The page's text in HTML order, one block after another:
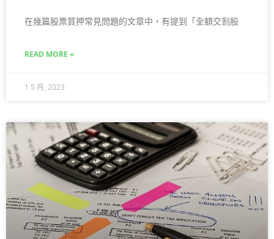
在幾篇股票質押常見問題的文章中，有提到「全額交割股
READ MORE »
1 5 月, 2023